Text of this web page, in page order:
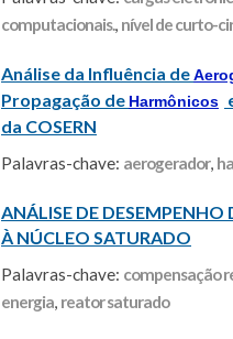
computacionais., nível de curto-
Análise da Influência de
Propagação de Harmônicos
da COSERN
Palavras-chave: aerogerador,
ANÁLISE DE
À NÚCLEO SATURADO
Palavras-chave: compensação
energia, reator saturado